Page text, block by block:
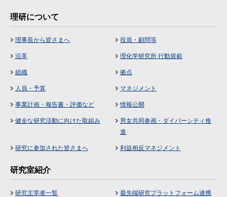
理研について
理事長から皆さまへ 役員・顧問等
沿革 理化学研究所 行動規範
組織 拠点
人員・予算 マネジメント
事業計画・報告書・評価など 情報公開
健全な研究活動に向けた取組み
男女共同参画・ダイバーシティ推
進
研究に参加された皆さまへ 利益相反マネジメント
研究室紹介
研究主宰者一覧
最先端研究プラットフォーム連携